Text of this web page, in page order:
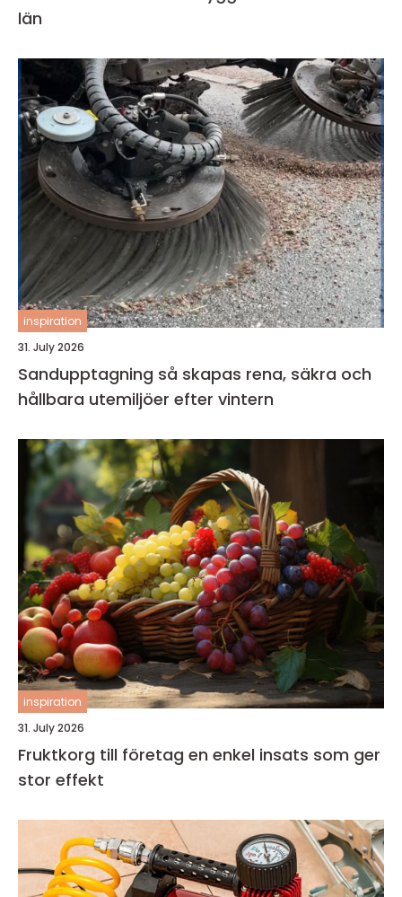
län
inspiration
31. July 2026
Sandupptagning så skapas rena, säkra och
hållbara utemiljöer efter vintern
inspiration
31. July 2026
Fruktkorg till företag en enkel insats som ger
stor effekt